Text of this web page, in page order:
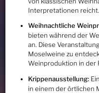
Interpretationen reicht.
Weihnachtliche
bieten während der
an. Diese
Moselweine zu
Weinproduktion in der
Krippenausstellung:
in einem der örtlichen